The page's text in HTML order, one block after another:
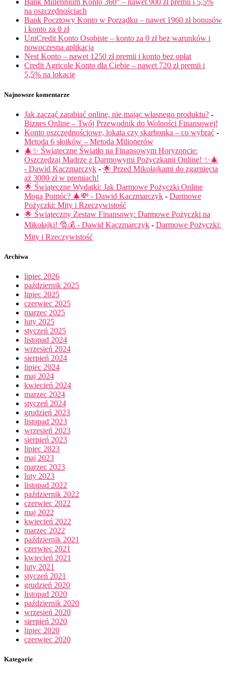
Bank Millennium Konto 360° – nawet 900 zł premii i 5,5%
na oszczędnościach
Bank Pocztowy Konto w Porządku – nawet 1960 zł bonusów
i konto za 0 zł
UniCredit Konto Osobiste – konto za 0 zł bez warunków i
nowoczesna aplikacja
Nest Konto – nawet 1250 zł premii i konto bez opłat
Credit Agricole Konto dla Ciebie – nawet 720 zł premii i
5,5% na lokacie
Najnowsze komentarze
Jak zacząć zarabiać online, nie mając własnego produktu? -
Biznes Online – Twój Przewodnik do Wolności Finansowej!
Konto oszczędnościowe, lokata czy skarbonka – co wybrać -
Metoda 6 słoików – Metoda Milionerów
🎄✨ Świąteczne Światło na Finansowym Horyzoncie:
Oszczędzaj Mądrze z Darmowymi Pożyczkami Online! ✨🎄
- Dawid Kaczmarczyk - 🌟 Przed Mikołajkami do zgarnięcia
aż 3000 zł w premiach!
🌟 Świąteczne Wydatki: Jak Darmowe Pożyczki Online
Mogą Pomóc? 🎄💸 - Dawid Kaczmarczyk - Darmowe
Pożyczki: Mity i Rzeczywistość
🌟 Świąteczny Zestaw Finansowy: Darmowe Pożyczki na
Mikołajki! 🎅💰 - Dawid Kaczmarczyk - Darmowe Pożyczki:
Mity i Rzeczywistość
Archiwa
lipiec 2026
październik 2025
lipiec 2025
czerwiec 2025
marzec 2025
luty 2025
styczeń 2025
listopad 2024
wrzesień 2024
sierpień 2024
lipiec 2024
maj 2024
kwiecień 2024
marzec 2024
styczeń 2024
grudzień 2023
listopad 2023
wrzesień 2023
sierpień 2023
lipiec 2023
maj 2023
marzec 2023
luty 2023
listopad 2022
październik 2022
czerwiec 2022
maj 2022
kwiecień 2022
marzec 2022
październik 2021
czerwiec 2021
kwiecień 2021
luty 2021
styczeń 2021
grudzień 2020
listopad 2020
październik 2020
wrzesień 2020
sierpień 2020
lipiec 2020
czerwiec 2020
Kategorie